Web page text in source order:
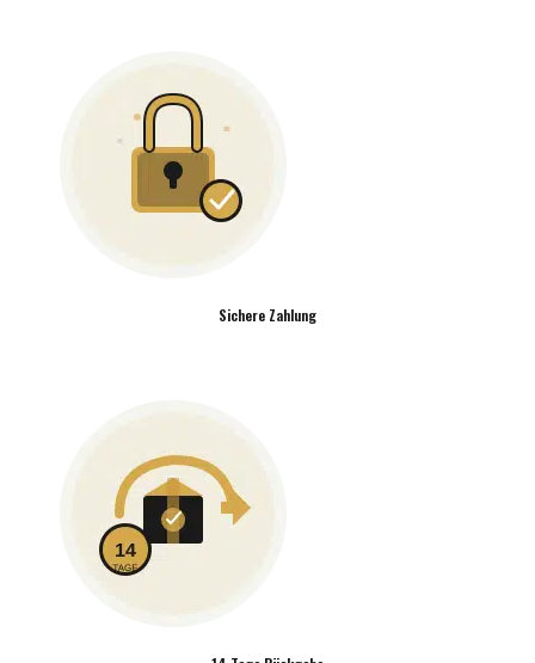
Sichere Zahlung